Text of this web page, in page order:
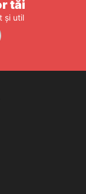
tăi
și util